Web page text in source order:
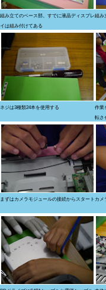
組み立てのベース部。すでに液晶ディスプレ
イは組み付けてある
組み
ネジは3種類24本を使用する
作業
転さ
まずはカメラモジュールの接続からスタート カメ